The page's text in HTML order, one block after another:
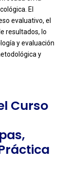
El
evaluativo, el
resultados, lo
y evaluación
y
Curso